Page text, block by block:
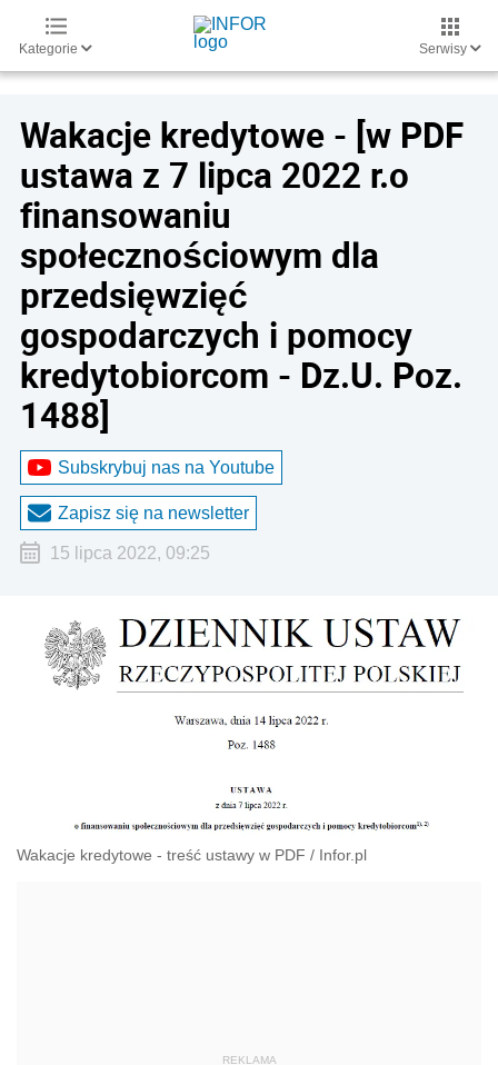
Kategorie Serwisy
Wakacje kredytowe - [w PDF
ustawa z 7 lipca 2022 r.o
finansowaniu
społecznościowym dla
przedsięwzięć
gospodarczych i pomocy
kredytobiorcom - Dz.U. Poz.
1488]
Subskrybuj nas na Youtube
Zapisz się na newsletter
15 lipca 2022, 09:25
Wakacje kredytowe - treść ustawy w PDF / Infor.pl